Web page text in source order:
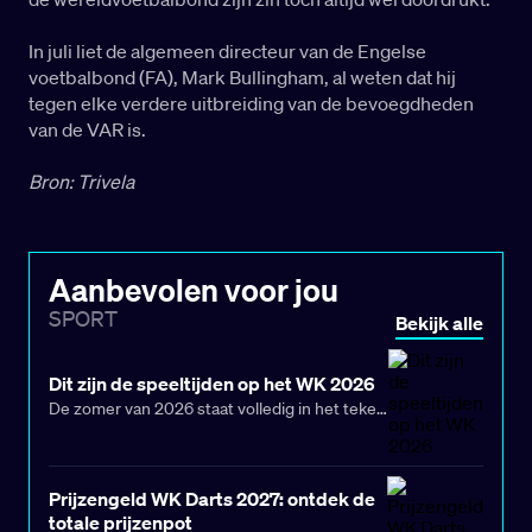
In juli liet de algemeen directeur van de Engelse
voetbalbond (FA), Mark Bullingham, al weten dat hij
tegen elke verdere uitbreiding van de bevoegdheden
van de VAR is.
Bron: Trivela
Aanbevolen voor jou
SPORT Bekijk alle
Dit zijn de speeltijden op het WK 2026
De zomer van 2026 staat volledig in het teken
Verenigde Staten, Canada en Mexico gaat het
met een recordaantal deelnemende landen.
Prijzengeld WK Darts 2027: ontdek de
totale prijzenpot